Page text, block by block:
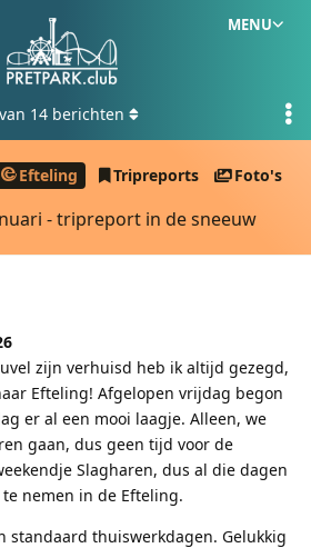
MENU
Efteling Tripreports Foto's
- tripreport in de sneeuw
van 14 berichten
zijn verhuisd heb ik altijd gezegd,
Efteling! Afgelopen vrijdag begon
er al een mooi laagje. Alleen, we
gaan, dus geen tijd voor de
Slagharen, dus al die dagen
nemen in de Efteling.
standaard thuiswerkdagen. Gelukkig